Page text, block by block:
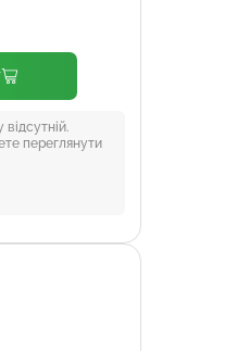
переглянути